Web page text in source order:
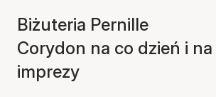
Biżuteria Pernille
Corydon na co dzień i na
imprezy